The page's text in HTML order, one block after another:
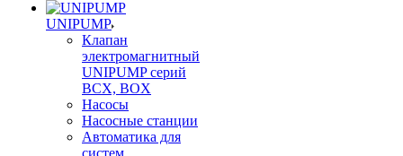
UNIPUMP
Клапан
электромагнитный
UNIPUMP серий
BCX, BOX
Насосы
Насосные станции
Автоматика для
систем